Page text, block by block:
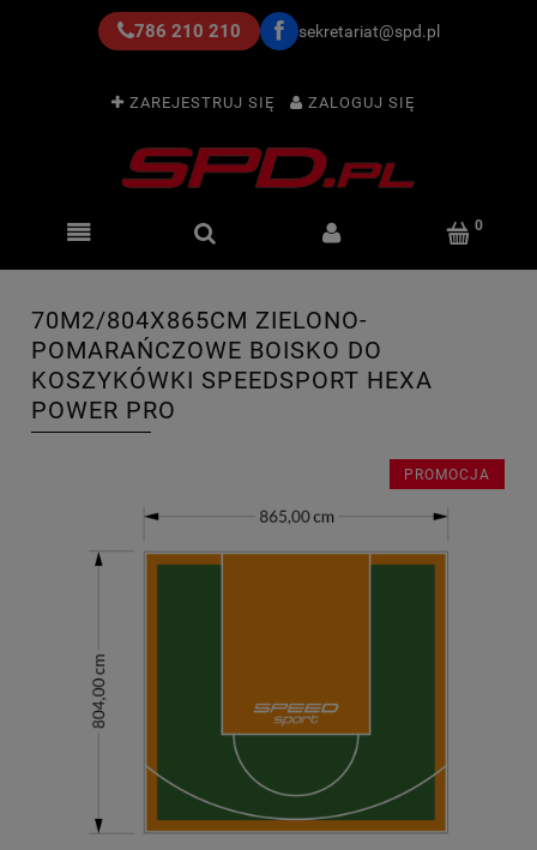
786 210 210 sekretariat@spd.pl
ZAREJESTRUJ SIĘ ZALOGUJ SIĘ
70M2/804X865CM ZIELONO-
POMARAŃCZOWE BOISKO DO
KOSZYKÓWKI SPEEDSPORT HEXA
POWER PRO
PROMOCJA